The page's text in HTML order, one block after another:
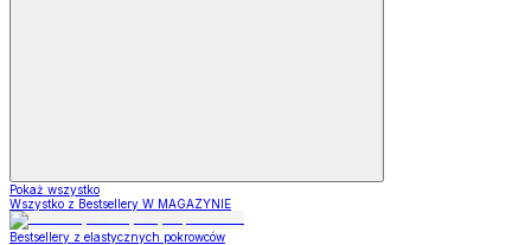
Pokaż wszystko
Wszystko z Bestsellery W MAGAZYNIE
Bestsellery z elastycznych pokrowców